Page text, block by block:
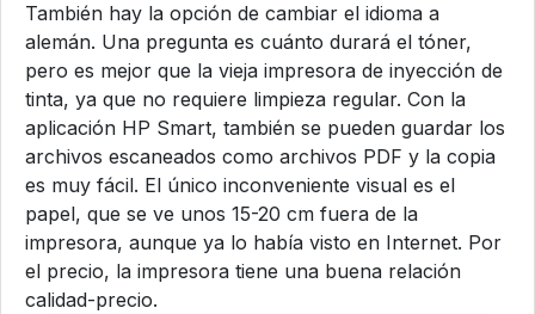
También hay la opción de cambiar el idioma a
alemán. Una pregunta es cuánto durará el tóner,
pero es mejor que la vieja impresora de inyección de
tinta, ya que no requiere limpieza regular. Con la
aplicación HP Smart, también se pueden guardar los
archivos escaneados como archivos PDF y la copia
es muy fácil. El único inconveniente visual es el
papel, que se ve unos 15-20 cm fuera de la
impresora, aunque ya lo había visto en Internet. Por
el precio, la impresora tiene una buena relación
calidad-precio.